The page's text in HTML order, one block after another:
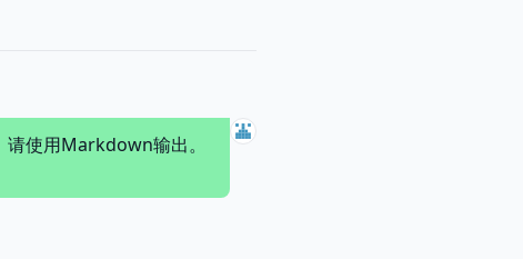
使用Markdown输出。